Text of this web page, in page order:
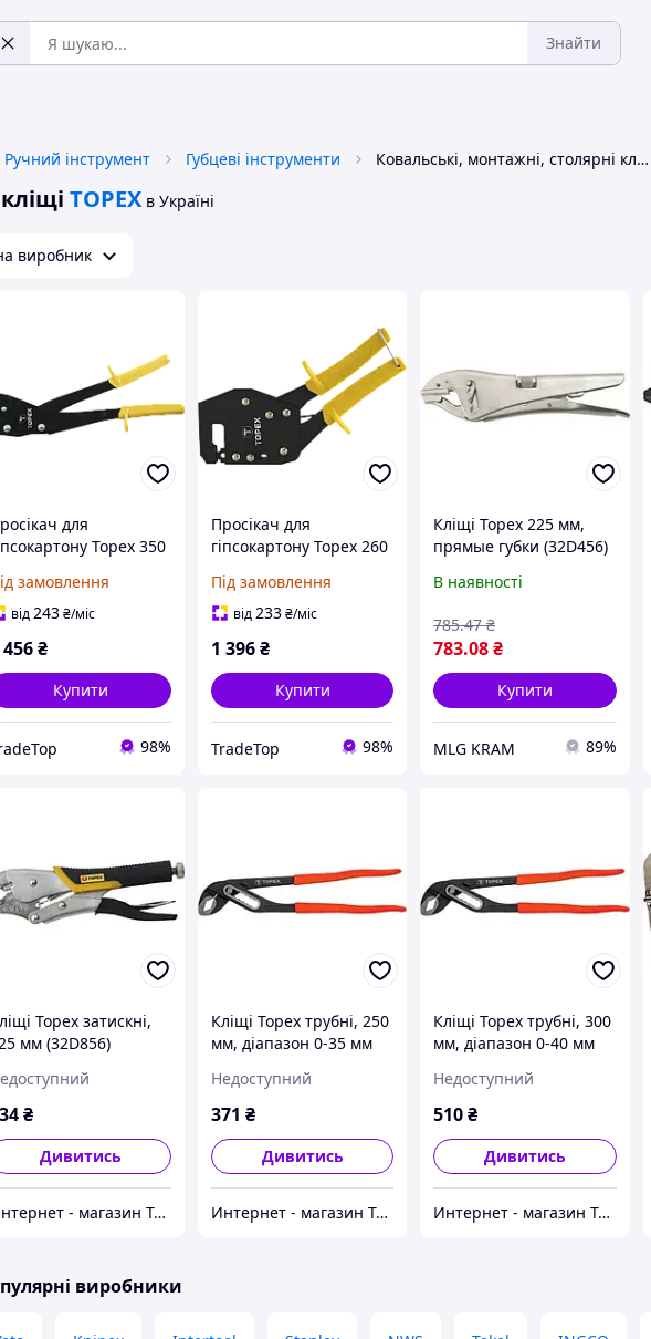
Знайти
Ручний інструмент Губцеві інструменти Ковальські, монтажні, столярні кліщі TOPEX
TOPEX в Україні
виробник
для
Topex 350
замовлення
від243₴/міс
456₴
Купити
98%
Просікач для
гіпсокартону Topex 260
Під замовлення
від233₴/міс
1 396₴
Купити
TradeTop 98%
Кліщі Topex 225 мм,
прямые губки (32D456)
В наявності
783.08₴
785.47 ₴
Купити
MLG KRAM 89%
Topex затискні,
мм (32D856)
₴
Дивитись
Интернет - магазин Tehnospace.com.ua
Кліщі Topex трубні, 250
мм, діапазон 0-35 мм
Недоступний
371 ₴
Дивитись
Интернет - магазин Tehnospace.com.ua
Кліщі Topex трубні, 300
мм, діапазон 0-40 мм
Недоступний
510₴
Дивитись
Интернет - магазин Tehnospace.com.ua
виробники